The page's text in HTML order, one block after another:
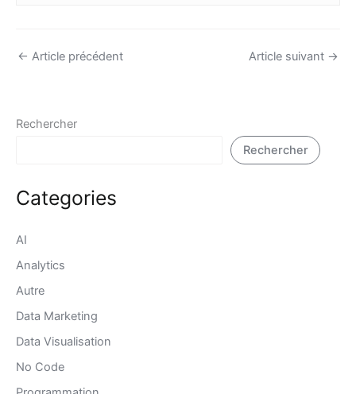
← Article précédent Article suivant →
Rechercher
Rechercher
Categories
AI
Analytics
Autre
Data Marketing
Data Visualisation
No Code